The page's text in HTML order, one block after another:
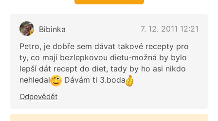
Bibinka
7. 12. 2011 12:21
Petro, je dobře sem dávat takové recepty pro
ty, co mají bezlepkovou dietu-možná by bylo
lepší dát recept do diet, tady by ho asi nikdo
nehledal
Dávám ti 3.boda
Odpovědět